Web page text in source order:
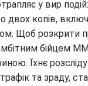
у вир
двох копів,
Щоб розкрити
бійцем
Їхнє
та зраду,